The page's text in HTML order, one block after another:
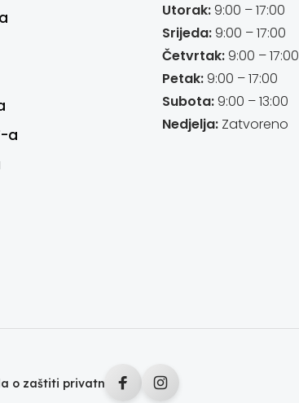
a
Utorak:9:00 – 17:00
Srijeda:9:00 – 17:00
Četvrtak:9:00 – 17:00
Petak:9:00 – 17:00
Subota:9:00 – 13:00
Nedjelja: Zatvoreno
o zaštiti privatnosti